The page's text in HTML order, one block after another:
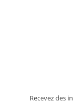
Recevez des